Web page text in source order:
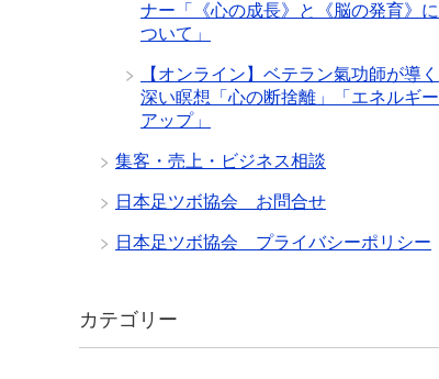
ナー「《心の成長》と《脳の発育》に
ついて」
【オンライン】ベテラン氣功師が導く
深い瞑想「心の断捨離」「エネルギー
アップ」
集客・売上・ビジネス相談
日本足ツボ協会 お問合せ
日本足ツボ協会 プライバシーポリシー
カテゴリー